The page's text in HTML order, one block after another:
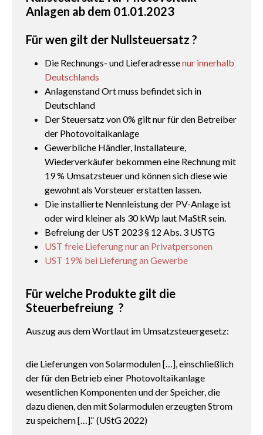
Anlagen ab dem 01.01.2023
Für wen gilt der Nullsteuersatz ?
Die Rechnungs- und Lieferadressenur innerhalb
Deutschlands
Anlagenstand Ort muss befindet sich in
Deutschland
Der Steuersatz von 0% gilt nur für den Betreiber
der Photovoltaikanlage
Gewerbliche Händler, Installateure,
Wiederverkäufer bekommen eine Rechnung mit
19 % Umsatzsteuer und können sich diese wie
gewohnt als Vorsteuer erstatten lassen.
Die installierte Nennleistung der PV-Anlage ist
oder wird kleiner als 30 kWp laut MaStR sein.
Befreiung der UST 2023 § 12 Abs. 3 USTG
UST freie Lieferung nur an Privatpersonen
UST 19% bei Lieferung an Gewerbe
Für welche Produkte gilt die
Steuerbefreiung ?
Auszug aus dem Wortlaut im Umsatzsteuergesetz:
die Lieferungen von Solarmodulen […], einschließlich
der für den Betrieb einer Photovoltaikanlage
wesentlichen Komponenten und der Speicher, die
dazu dienen, den mit Solarmodulen erzeugten Strom
zu speichern […].‘‘ (UStG 2022)